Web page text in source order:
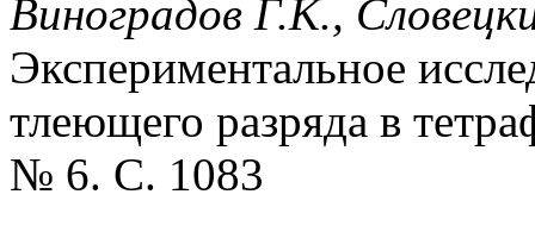
Виноградов Г.К.,
Экспериментальное
тлеющего разряда в
№ 6. С. 1083